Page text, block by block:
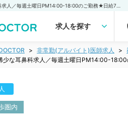
求人を探す
非常勤(アルバイト)医師求人
少な耳鼻科求人／毎週土曜日PM14:00-
圏内